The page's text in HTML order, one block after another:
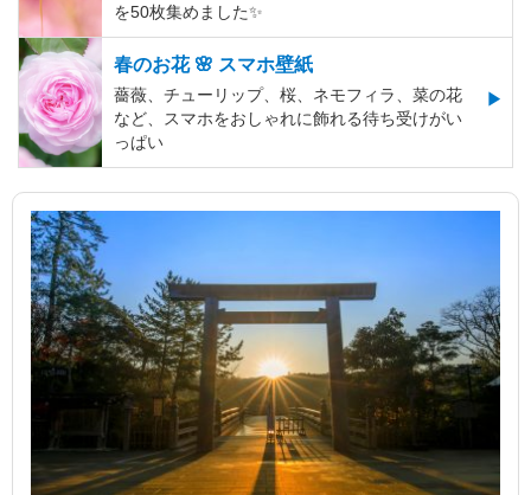
を50枚集めました✨️
春のお花 🌸 スマホ壁紙
薔薇、チューリップ、桜、ネモフィラ、菜の花
など、スマホをおしゃれに飾れる待ち受けがい
っぱい